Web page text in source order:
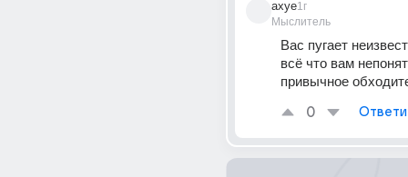
axye
Мыслитель
1г
Вас пугает
всё что вам
привычное
0